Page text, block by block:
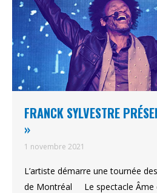
FRANCK SYLVESTRE
»
1 novembre 2021
L’artiste démarre une tournée
de Montréal Le spectacle Âme